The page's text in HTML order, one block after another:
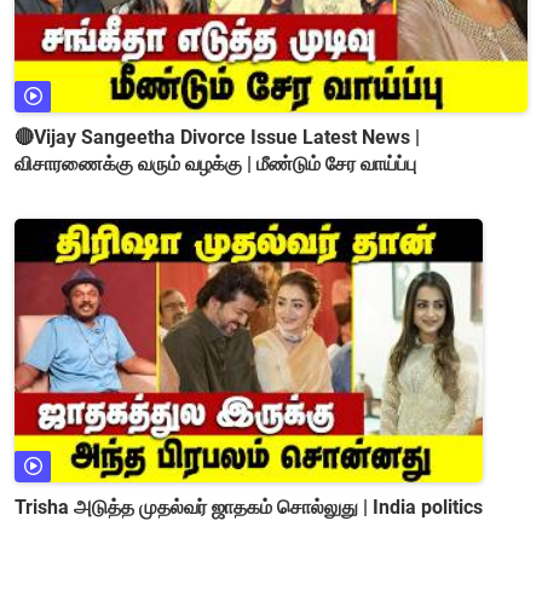
🔴Vijay Sangeetha Divorce Issue Latest News |
விசாரணைக்கு வரும் வழக்கு | மீண்டும் சேர வாய்ப்பு
Trisha அடுத்த முதல்வர் ஜாதகம் சொல்லுது | India politics